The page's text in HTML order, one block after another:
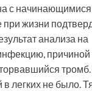
с
при жизни
анализа на
причиной
в легких не было.